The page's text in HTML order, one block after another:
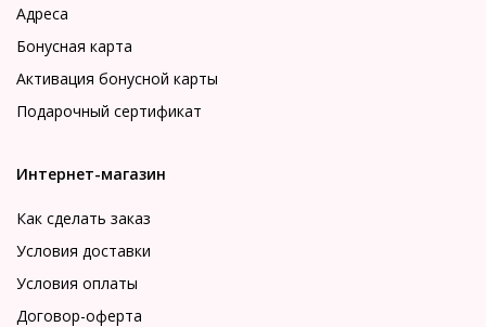
Адреса
Бонусная карта
Активация бонусной карты
Подарочный сертификат
Интернет-магазин
Как сделать заказ
Условия доставки
Условия оплаты
Договор-оферта